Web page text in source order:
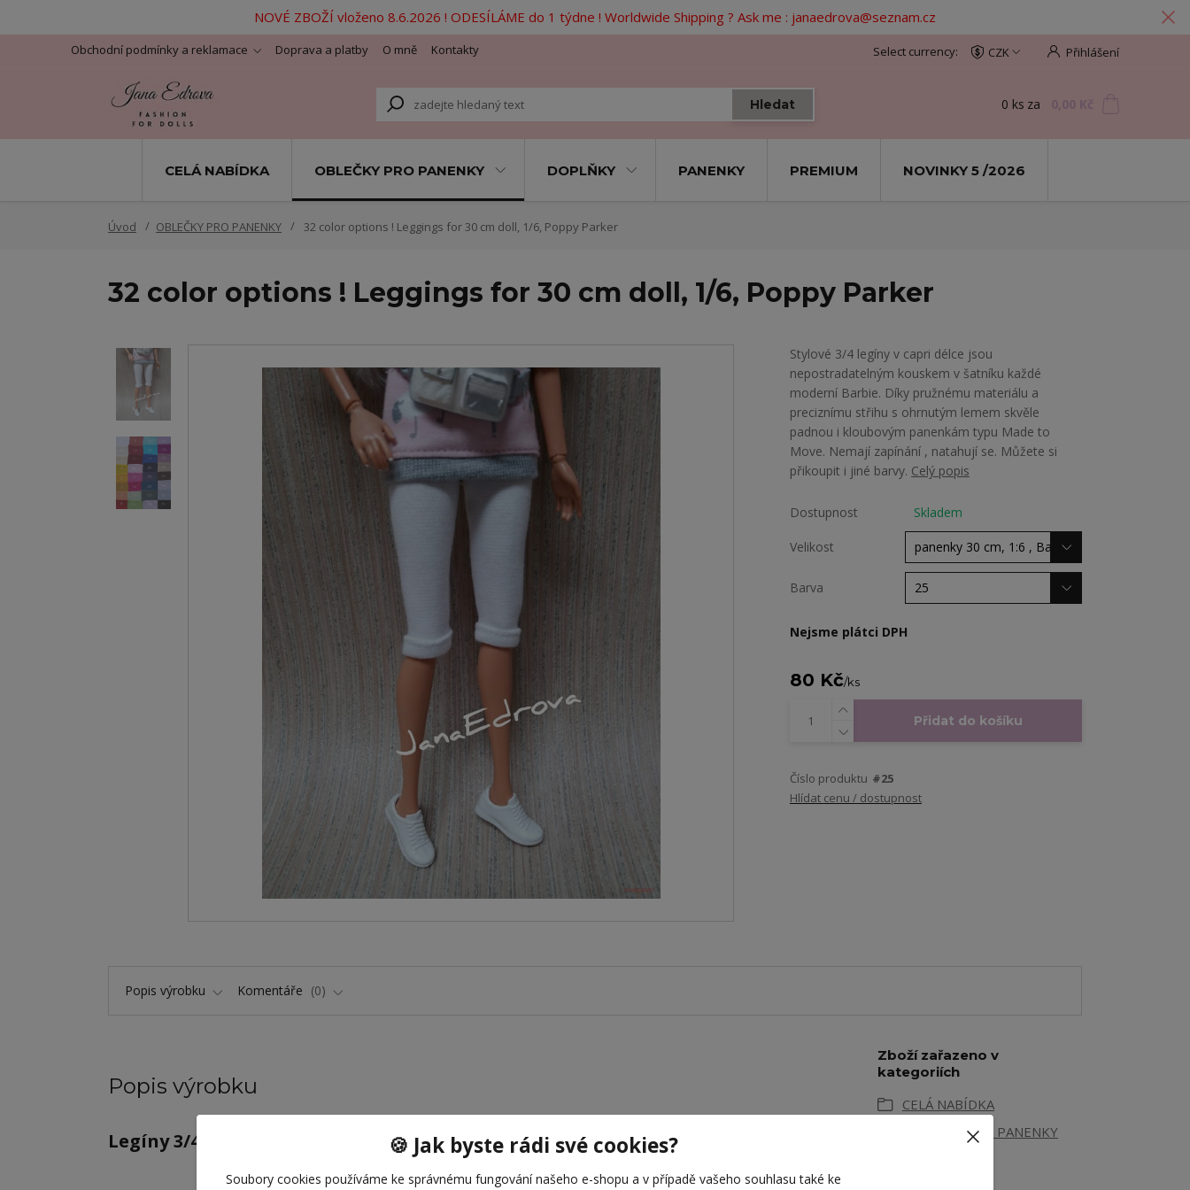
NOVÉ ZBOŽÍ vloženo 8.6.2026 ! ODESÍLÁME do 1 týdne ! Worldwide Shipping ? Ask me : janaedrova@seznam.cz
Obchodní podmínky a reklamace Doprava a platby O mně Kontakty CZK Přihlášení
Hledat 0 ks za
CELÁ NABÍDKA OBLEČKY PRO PANENKY DOPLŇKY PANENKY PREMIUM NOVINKY 5 /2026
Úvod OBLEČKY PRO PANENKY 32 color options ! Leggings for 30 cm doll, 1/6, Poppy Parker
32 color options ! Leggings for 30 cm doll, 1/6, Poppy Parker
​Stylové 3/4 legíny v capri délce jsou
nepostradatelným kouskem v šatníku každé
moderní Barbie. Díky pružnému materiálu a
preciznímu střihu s ohrnutým lemem skvěle
padnou i kloubovým panenkám typu Made to
Move. Nemají zapínání , natahují se. Můžete si
přikoupit i jiné barvy. Celý popis
Dostupnost Skladem
Velikost
Barva
Nejsme plátci DPH
80 Kč/ks
Přidat do košíku
Číslo produktu #25
Hlídat cenu / dostupnost
Popis výrobku Komentáře 0
Popis výrobku
Legíny 3/4 pro panenky Barbie
Zboží zařazeno v
kategoriích
CELÁ NABÍDKA
OBLEČKY PRO PANENKY
🍪 Jak byste rádi své cookies?
Soubory cookies používáme ke správnému fungování našeho e-shopu a v případě vašeho souhlasu také ke